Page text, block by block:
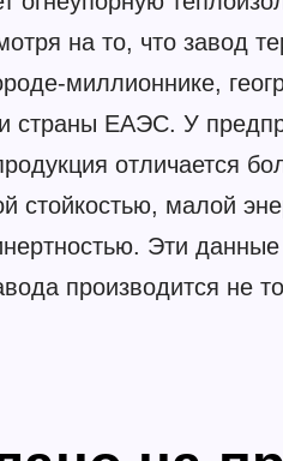
на то, что завод
миллионнике,
страны ЕАЭС. У
отличается
стойкостью, малой
Эти
производится не